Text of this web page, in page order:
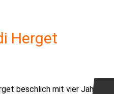
Herget
beschlich mit vier Jahren